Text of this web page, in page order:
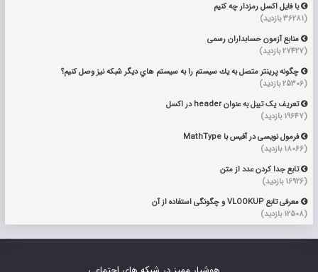
با فایل اکسل رمزدار چه کنیم
(36281 بازدید)
منابع آزمون حسابداران رسمی
(27427 بازدید)
چگونه پرينتر متصل به يك سيستم را به سيستم هاي ديگر شبكه نيز وصل كنيم؟
(25306 بازدید)
تعریف یک تیبل به عنوان header در اکسل
(19647 بازدید)
فرمول نویسی در آفیس با MathType
(18066 بازدید)
تابع جدا کردن عدد از متن
(16926 بازدید)
معرفی تابع VLOOKUP و چگونگی استفاده از آن
(12508 بازدید)